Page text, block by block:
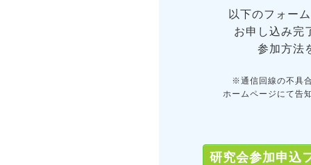
以下のフォー
お申し込み完
参加方法
※通信回線の不具
ホームページにて告
研究会参加申込